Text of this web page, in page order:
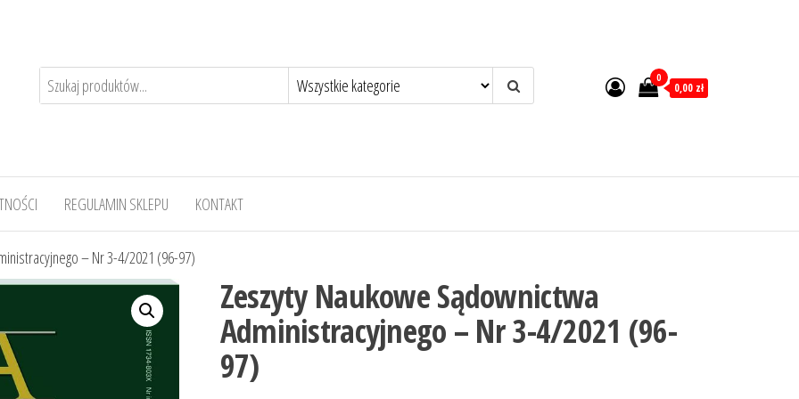
0
0,00 zł
REGULAMIN SKLEPU KONTAKT
– Nr 3-4/2021 (96-97)
Zeszyty Naukowe Sądownictwa
Administracyjnego – Nr 3-4/2021 (96-
97)